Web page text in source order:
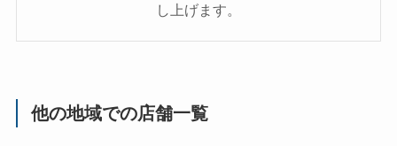
し上げます。
他の地域での店舗一覧